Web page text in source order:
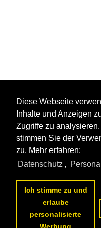
Diese Webseite
Inhalte und Anzeigen
Zugriffe zu
stimmen Sie der
zu. Mehr erfahren:
Datenschutz ,
Ich stimme zu und
erlaube
personalisierte